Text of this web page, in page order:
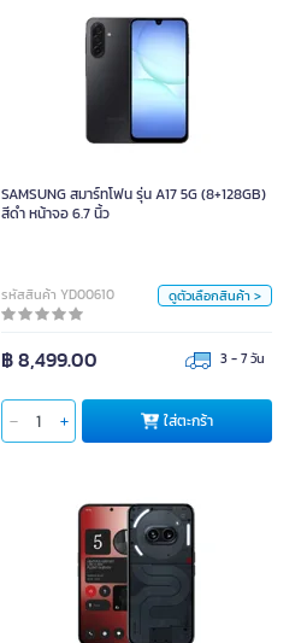
SAMSUNG สมาร์ทโฟน รุ่น A17 5G (8+128GB)
สีดำ หน้าจอ 6.7 นิ้ว
รหัสสินค้า YD00610 ดูตัวเลือกสินค้า >
฿ 8,499.00 3 - 7 วัน
ใส่ตะกร้า
SAMSUNG สมาร์ทโฟน รุ่น A17 5G (8+128GB)
สีดำ หน้าจอ 6.7 นิ้ว
หน่วย
สี
ใส่ตะกร้า
NOTHING สมาร์ทโฟน รุ่น Phone 2a หน้าจอ
6.7 นิ้ว (12+256GB) สีดำ